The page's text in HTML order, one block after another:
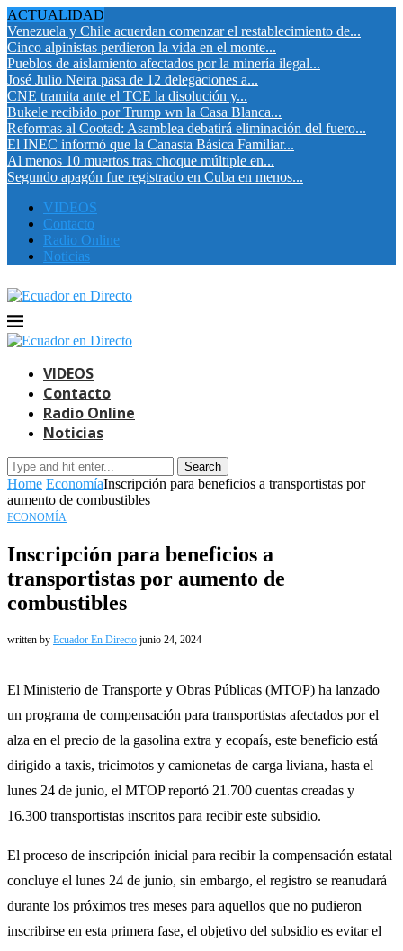
ACTUALIDAD
Venezuela y Chile acuerdan comenzar el restablecimiento de...
Cinco alpinistas perdieron la vida en el monte...
Pueblos de aislamiento afectados por la minería ilegal...
José Julio Neira pasa de 12 delegaciones a...
CNE tramita ante el TCE la disolución y...
Bukele recibido por Trump wn la Casa Blanca...
Reformas al Cootad: Asamblea debatirá eliminación del fuero...
El INEC informó que la Canasta Básica Familiar...
Al menos 10 muertos tras choque múltiple en...
Segundo apagón fue registrado en Cuba en menos...
VIDEOS
Contacto
Radio Online
Noticias
VIDEOS
Contacto
Radio Online
Noticias
Search
Home EconomíaInscripción para beneficios a transportistas por
aumento de combustibles
ECONOMÍA
Inscripción para beneficios a
transportistas por aumento de
combustibles
written by Ecuador En Directo junio 24, 2024
El Ministerio de Transporte y Obras Públicas (MTOP) ha lanzado
un programa de compensación para transportistas afectados por el
alza en el precio de la gasolina extra y ecopaís, este beneficio está
dirigido a taxis, tricimotos y camionetas de carga liviana, hasta el
lunes 24 de junio, el MTOP reportó 21.700 cuentas creadas y
16.300 transportistas inscritos para recibir este subsidio.
El proceso de inscripción inicial para recibir la compensación estatal
concluye el lunes 24 de junio, sin embargo, el registro se reanudará
durante los próximos tres meses para aquellos que no pudieron
inscribirse en esta primera fase, el objetivo del subsidio es evitar el